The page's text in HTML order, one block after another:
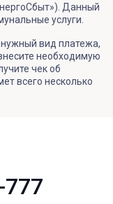
Данный
услуги.
вид платежа,
необходимую
чек об
всего несколько
777